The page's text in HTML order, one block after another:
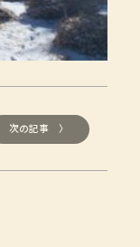
次の記事 〉